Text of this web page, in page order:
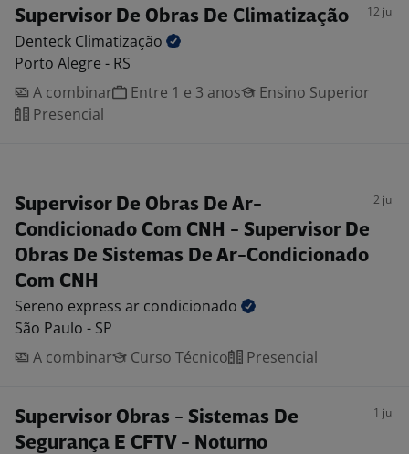
Supervisor De Obras De Climatização 12 jul
Denteck Climatização
Porto Alegre - RS
A combinar
Entre 1 e 3 anos
Ensino Superior
Presencial
Supervisor De Obras De Ar-
Condicionado Com CNH - Supervisor De
Obras De Sistemas De Ar-Condicionado
Com CNH
2 jul
Sereno express ar condicionado
São Paulo - SP
A combinar
Curso Técnico Presencial
Supervisor Obras - Sistemas De
Segurança E CFTV - Noturno
1 jul